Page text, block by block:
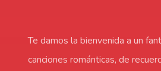
Te damos la bienvenida a un
canciones románticas, de